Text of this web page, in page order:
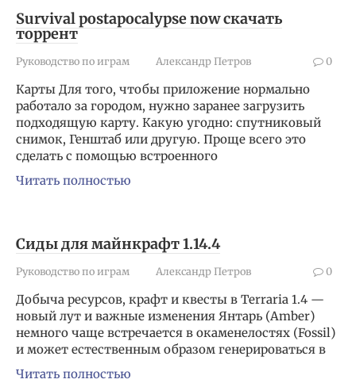
Survival postapocalypse now скачать
торрент
Руководство по играм Александр Петров 0
Карты Для того, чтобы приложение нормально
работало за городом, нужно заранее загрузить
подходящую карту. Какую угодно: спутниковый
снимок, Генштаб или другую. Проще всего это
сделать с помощью встроенного
Читать полностью
Сиды для майнкрафт 1.14.4
Руководство по играм Александр Петров 0
Добыча ресурсов, крафт и квесты в Terraria 1.4 —
новый лут и важные изменения Янтарь (Amber)
немного чаще встречается в окаменелостях (Fossil)
и может естественным образом генерироваться в
Читать полностью